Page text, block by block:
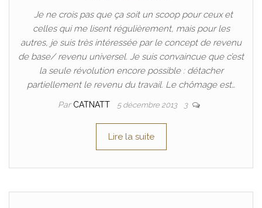
Je ne crois pas que ça soit un scoop pour ceux et
celles qui me lisent régulièrement, mais pour les
autres, je suis très intéressée par le concept de revenu
de base/ revenu universel. Je suis convaincue que c’est
la seule révolution encore possible : détacher
partiellement le revenu du travail. Le chômage est…
Par CATNATT 5 décembre 2013 3
Lire la suite